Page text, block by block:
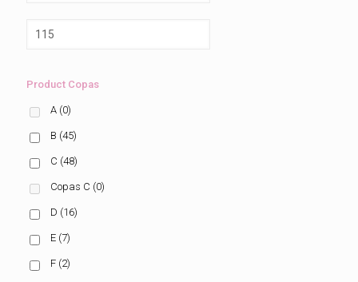
Product Copas
A (0)
B (45)
C (48)
Copas C (0)
D (16)
E (7)
F (2)